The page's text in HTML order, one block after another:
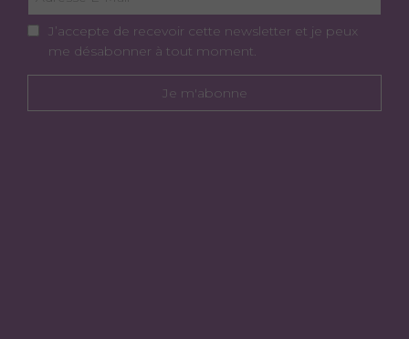
J’accepte de recevoir cette newsletter et je peux
me désabonner à tout moment.
Je m'abonne